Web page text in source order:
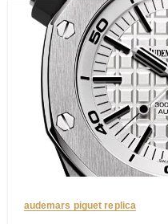
audemars piguet replica